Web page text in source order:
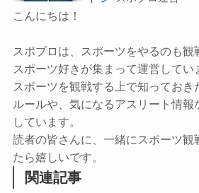
こんにちは！
スポブロは、スポーツをやるのも観
スポーツ好きが集まって運営してい
スポーツを観戦する上で知っておき
ルールや、気になるアスリート情報
しています。
読者の皆さんに、一緒にスポーツ観
たら嬉しいです。
関連記事